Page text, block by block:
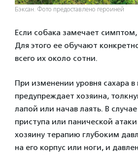
Бэксан. Фото предоставлено героиней
Если собака замечает симптом,
Для этого ее обучают
всего их около сотни.
При изменении уровня сахара в
предупреждает хозяина,
лапой или начав лаять. В
приступа или панической
хозяину терапию глубоким
на его корпус или ноги, и